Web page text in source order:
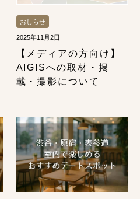
おしらせ
2025年11月2日
【メディアの方向け】
AIGISへの取材・掲
載・撮影について